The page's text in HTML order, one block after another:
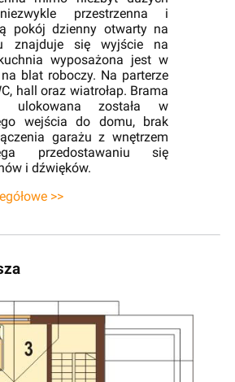
przestrzenna i
pokój dzienny otwarty na
znajduje się wyjście na
wyposażona jest w
blat roboczy. Na parterze
hall oraz wiatrołap. Brama
ulokowana została w
wejścia do domu, brak
garażu z wnętrzem
przedostawaniu się
i dźwięków.
>>